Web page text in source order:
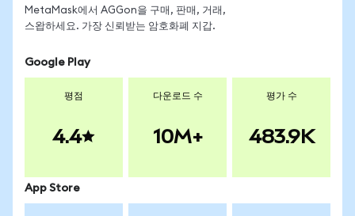
MetaMask에서 AGGon을 구매, 판매, 거래,
스왑하세요. 가장 신뢰받는 암호화폐 지갑.
Google Play
평점
4.4
다운로드 수
10M+
평가 수
483.9K
App Store